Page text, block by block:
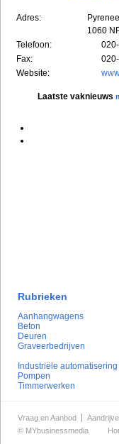
Adres:
1060
Telefoon:
Fax:
Website:
Laatste vaknieuws
Rubrieken
Aanhangwagens
Beton
Deuren
Graveerbedrijven
Industriële automatisering
Pompen
Timmerwerken
Vraag en Aanbod
© MYbusinessmedia